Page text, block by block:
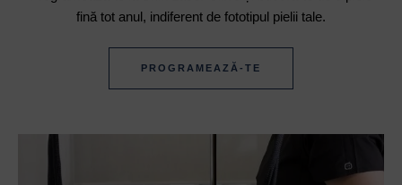
fină tot anul, indiferent de fototipul pielii tale.
PROGRAMEAZĂ-TE